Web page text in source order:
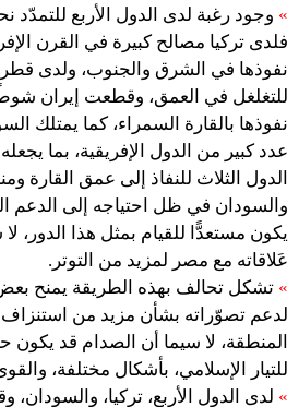
» وجود رغبة لدى الدول الأربع للتمدّد
فلدى تركيا مصالح كبيرة في القرن
نفوذها في الشرق والجنوب، ولدى
للتغلغل في العمق، وقطعت إيران
نفوذها بالقارة السمراء، كما يمتلك
عدد كبير من الدول الإفريقية، بما
الدول الثلاث للنفاذ إلى عمق القارة
والسودان في ظل احتياجه إلى الدعم
يكون مستعدًّا للقيام بمثل هذا الدور،
عَلاقاته مع مصر لمزيد من التوتر.
» تشكل تحالف بهذه الطريقة يمنح
لدعم تصوّراته بشأن مزيد من استنزاف
المنطقة، لا سيما أن الصدام قد يكون
للتيار الإسلامي، بأشكال مختلفة،
» لدى الدول الأربع، تركيا،